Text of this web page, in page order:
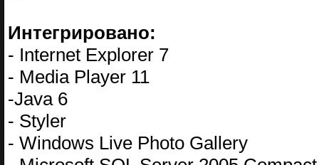
Интегрировано:
- Internet Explorer 7
- Media Player 11
-Java 6
- Styler
- Windows Live Photo Gallery